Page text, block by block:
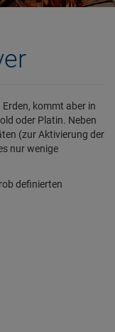
kommt aber in
oder Platin. Neben
(zur Aktivierung der
nur wenige
definierten